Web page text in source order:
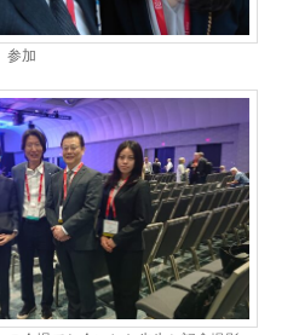
参加